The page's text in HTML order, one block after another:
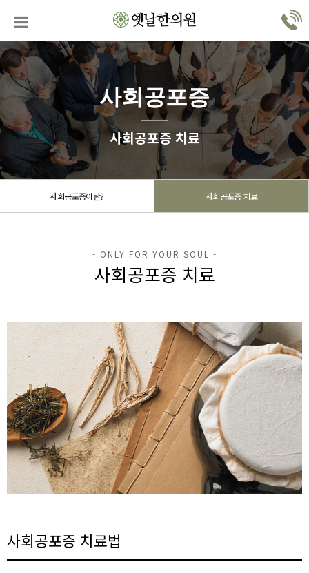
사회공포증
사회공포증 치료
사회공포증이란? 사회공포증 치료
사회공포증 치료
사회공포증 치료법